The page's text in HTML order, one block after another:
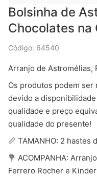
Bolsinha de
Chocolates na
Código: 64540
Arranjo de Astromélias,
Os produtos podem ser
devido a
qualidade e preço
qualidade do presente!
📏 TAMANHO: 2 hastes
💐 ACOMPANHA:
Ferrero Rocher e